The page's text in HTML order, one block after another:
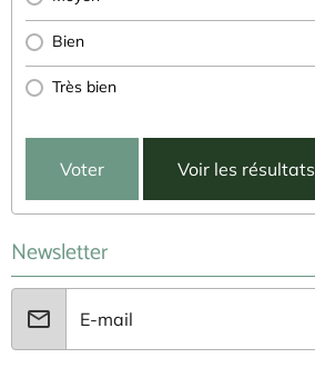
Bien
Très bien
Voter Voir les résultats
Newsletter